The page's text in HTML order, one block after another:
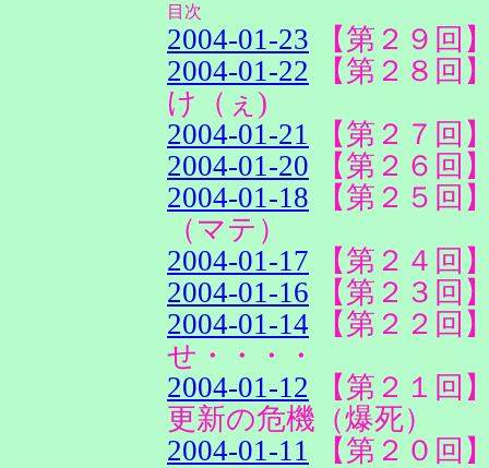
目次
2004-01-23 【第２９回
2004-01-22 【第２８回
け（ぇ)
2004-01-21
【第２７回
2004-01-20 【第２６回
2004-01-18 【第２５回
（マテ）
2004-01-17 【第２４回
2004-01-16 【第２３回
2004-01-14 【第２２回
せ・・・・
2004-01-12 【第２１回
更新の危機（爆死）
2004-01-11
【第２０回